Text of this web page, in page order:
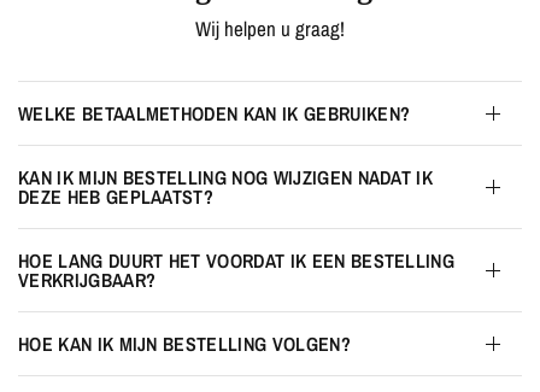
Wij helpen u graag!
WELKE BETAALMETHODEN KAN IK GEBRUIKEN?
KAN IK MIJN BESTELLING NOG WIJZIGEN NADAT IK
DEZE HEB GEPLAATST?
HOE LANG DUURT HET VOORDAT IK EEN BESTELLING
VERKRIJGBAAR?
HOE KAN IK MIJN BESTELLING VOLGEN?